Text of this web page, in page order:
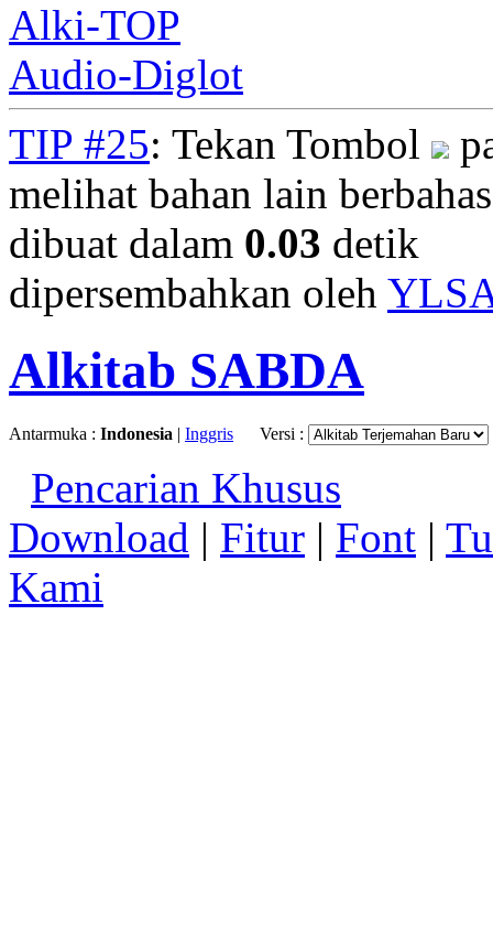
Alki-TOP
Audio-Diglot
TIP #25: Tekan Tombol
melihat bahan lain
dibuat dalam 0.03 detik
dipersembahkan oleh
Alkitab SABDA
Antarmuka : Indonesia | Inggris Versi :
Pencarian Khusus
Download | Fitur | Font |
Kami